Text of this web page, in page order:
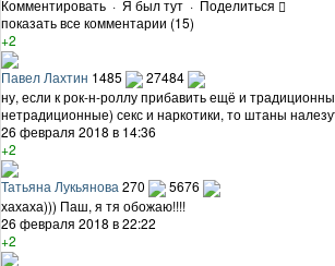
Комментировать · Я был тут · Поделиться
показать все комментарии (15)
+2
Павел Лахтин 1485
27484
ну, если к рок-н-роллу прибавить ещё и
нетрадиционные) секс и наркотики, то штаны
26 февраля 2018 в 14:36
+2
Татьяна Лукьянова 270
5676
хахаха))) Паш, я тя обожаю!!!!
26 февраля 2018 в 22:22
+2